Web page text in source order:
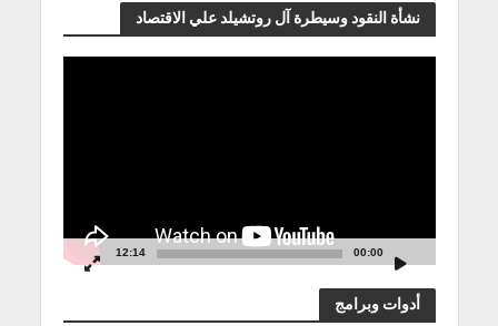
نشأة النقود وسيطرة آل روتشيلد علي الاقتصاد
00:00
12:14
أدوات وبرامج